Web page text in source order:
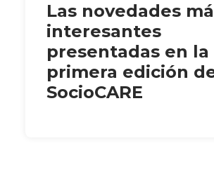
Las novedades
interesantes
presentadas en la
primera edición
SocioCARE